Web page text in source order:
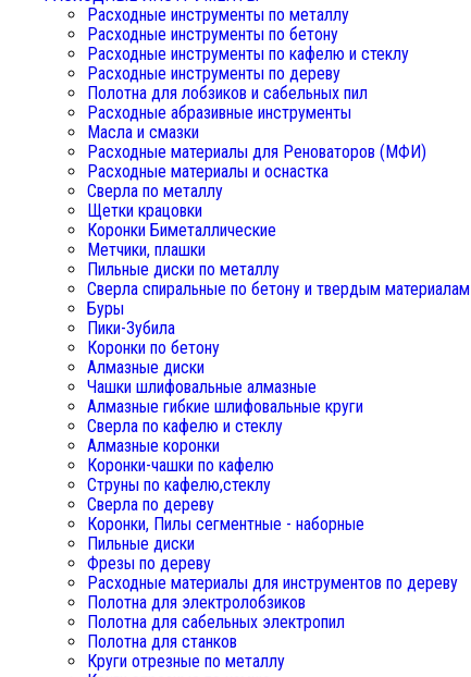
Расходные инструменты по металлу
Расходные инструменты по бетону
Расходные инструменты по кафелю и стеклу
Расходные инструменты по дереву
Полотна для лобзиков и сабельных пил
Расходные абразивные инструменты
Масла и смазки
Расходные материалы для Реноваторов (МФИ)
Расходные материалы и оснастка
Сверла по металлу
Щетки крацовки
Коронки Биметаллические
Метчики, плашки
Пильные диски по металлу
Сверла спиральные по бетону и твердым материалам
Буры
Пики-Зубила
Коронки по бетону
Алмазные диски
Чашки шлифовальные алмазные
Алмазные гибкие шлифовальные круги
Сверла по кафелю и стеклу
Алмазные коронки
Коронки-чашки по кафелю
Струны по кафелю,стеклу
Сверла по дереву
Коронки, Пилы сегментные - наборные
Пильные диски
Фрезы по дереву
Расходные материалы для инструментов по дереву
Полотна для электролобзиков
Полотна для сабельных электропил
Полотна для станков
Круги отрезные по металлу